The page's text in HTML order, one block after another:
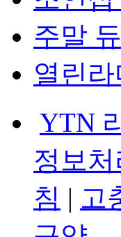
주말
열린
YTN
정보처
침 | 고